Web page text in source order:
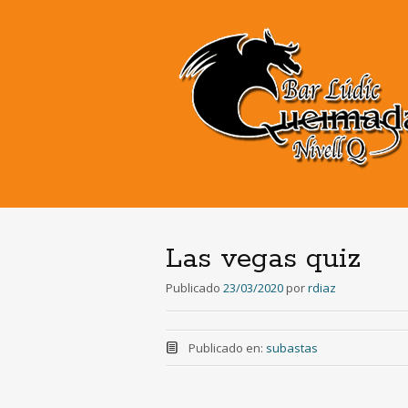
Las vegas quiz
Publicado 23/03/2020 porrdiaz
Publicado en: subastas